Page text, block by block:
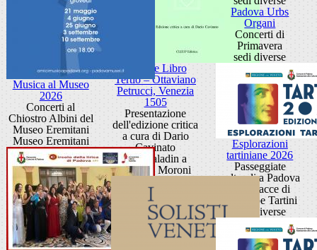
Frottole Libro
Tertio – Ottaviano
Petrucci, Venezia
1505
Presentazione
dell'edizione critica
a cura di Dario
Cavinato
Sala Paladin a
Palazzo Moroni
Musica al Museo
2026
Concerti al
Chiostro Albini del
Museo Eremitani
Museo Eremitani
Padova Urbs
Organi
Concerti di
Primavera
sedi diverse
Esplorazioni
tartiniane 2026
Passeggiate
culturali a Padova
sulle tracce di
Giuseppe Tartini
sedi diverse